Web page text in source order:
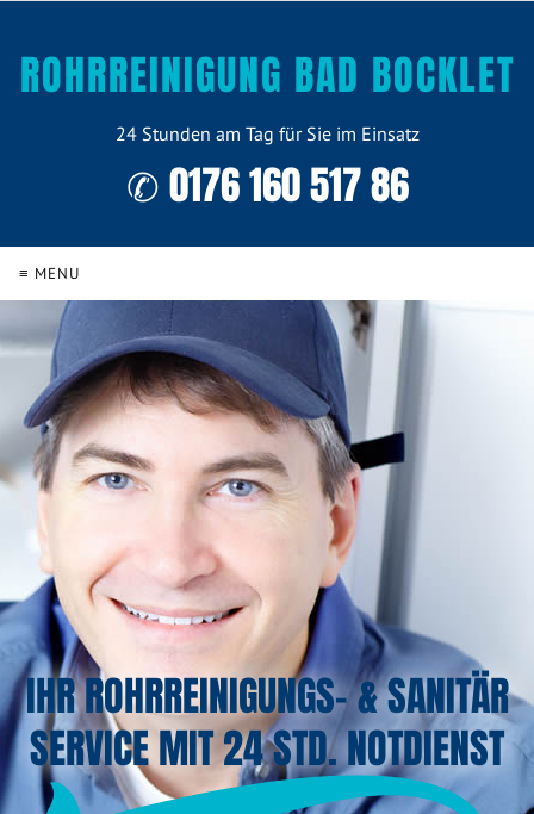
ROHRREINIGUNG BAD BOCKLET
24 Stunden am Tag für Sie im Einsatz
✆ 0176 160 517 86
≡ MENU
IHR ROHRREINIGUNGS- & SANITÄR
SERVICE MIT 24 STD. NOTDIENST